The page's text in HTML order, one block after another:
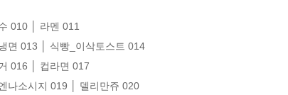
010 │ 라멘 011
면 013 │ 식빵_이삭토스트 014
016 │ 컵라면 017
나소시지 019 │ 델리만쥬 020